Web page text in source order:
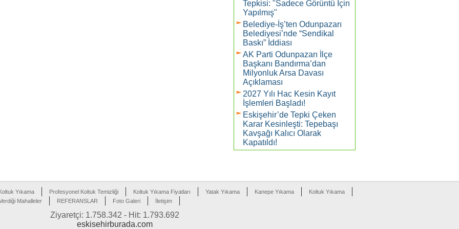
Tepkisi: "Sadece Görüntü İçin
Yapılmış"
Belediye-İş’ten Odunpazarı
Belediyesi’nde “Sendikal
Baskı” İddiası
AK Parti Odunpazarı İlçe
Başkanı Bandırma’dan
Milyonluk Arsa Davası
Açıklaması
2027 Yılı Hac Kesin Kayıt
İşlemleri Başladı!
Eskişehir’de Tepki Çeken
Karar Kesinleşti: Tepebaşı
Kavşağı Kalıcı Olarak
Kapatıldı!
Yıkama Profesyonel Koltuk Temizliği Koltuk Yıkama Fiyatları Yatak Yıkama Kanepe Yıkama
Koltuk Yıkama
Mahalleler REFERANSLAR Foto Galeri İletişim
Ziyaretçi: 1.758.342 - Hit: 1.793.692
eskisehirburada.com